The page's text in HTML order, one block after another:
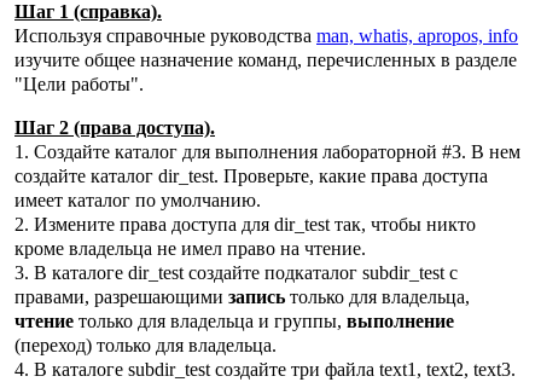
Шаг 1 (справка).
Используя справочные руководства man, whatis, apropos, info
изучите общее назначение команд, перечисленных в разделе
"Цели работы".
Шаг 2 (права доступа).
1. Создайте каталог для выполнения лабораторной #3. В нем
создайте каталог dir_test. Проверьте, какие права доступа
имеет каталог по умолчанию.
2. Измените права доступа для dir_test так, чтобы никто
кроме владельца не имел право на чтение.
3. В каталоге dir_test создайте подкаталог subdir_test c
правами, разрешающими запись только для владельца,
чтение только для владельца и группы, выполнение
(переход) только для владельца.
4. В каталоге subdir_test создайте три файла text1, text2, text3.